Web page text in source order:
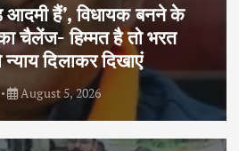
आदमी हैं’, विधायक बनने के
चैलेंज- हिम्मत है तो भरत
न्याय दिलाकर दिखाएं
August 5, 2026